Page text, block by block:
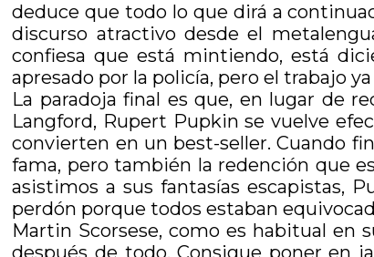
deduce que todo lo que dirá a
discurso atractivo desde el
confiesa que está mintiendo, está
apresado por la policía, pero el trabajo
La paradoja final es que, en lugar de
Langford, Rupert Pupkin se vuelve
convierten en un best-seller. Cuando
fama, pero también la redención que
asistimos a sus fantasías escapistas,
perdón porque todos estaban
Martin Scorsese, como es habitual en
después de todo. Consigue poner en